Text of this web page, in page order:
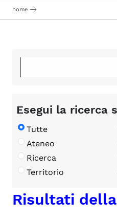
home
Esegui la ricerca
Tutte
Ateneo
Ricerca
Territorio
Risultati